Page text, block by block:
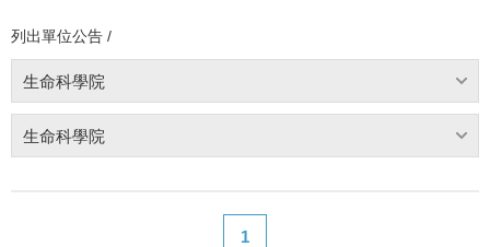
列出單位公告 /
生命科學院
生命科學院
1